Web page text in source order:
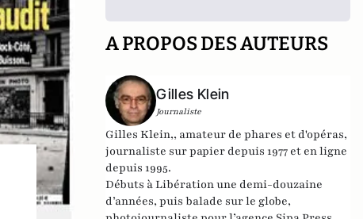
A PROPOS DES AUTEURS
Gilles Klein
Journaliste
Gilles Klein,, amateur de phares et d'opéras,
journaliste sur papier depuis 1977 et en ligne
depuis 1995.
Débuts à Libération une demi-douzaine
d’années, puis balade sur le globe,